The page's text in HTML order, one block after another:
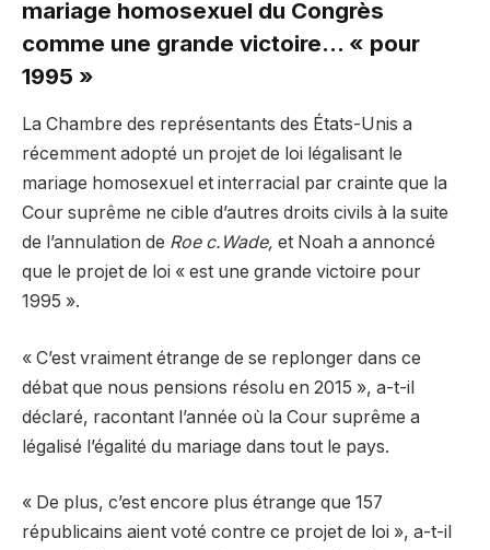
mariage homosexuel du Congrès
comme une grande victoire… « pour
1995 »
La Chambre des représentants des États-Unis a
récemment adopté un projet de loi légalisant le
mariage homosexuel et interracial par crainte que la
Cour suprême ne cible d’autres droits civils à la suite
de l’annulation de Roe c.Wade, et Noah a annoncé
que le projet de loi « est une grande victoire pour
1995 ».
« C’est vraiment étrange de se replonger dans ce
débat que nous pensions résolu en 2015 », a-t-il
déclaré, racontant l’année où la Cour suprême a
légalisé l’égalité du mariage dans tout le pays.
« De plus, c’est encore plus étrange que 157
républicains aient voté contre ce projet de loi », a-t-il